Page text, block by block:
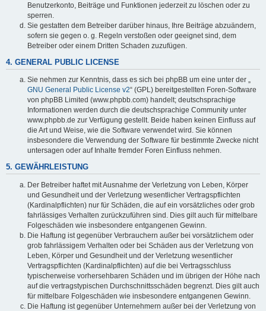
Benutzerkonto, Beiträge und Funktionen jederzeit zu löschen oder zu
sperren.
Sie gestatten dem Betreiber darüber hinaus, Ihre Beiträge abzuändern,
sofern sie gegen o. g. Regeln verstoßen oder geeignet sind, dem
Betreiber oder einem Dritten Schaden zuzufügen.
4. GENERAL PUBLIC LICENSE
Sie nehmen zur Kenntnis, dass es sich bei phpBB um eine unter der „
GNU General Public License v2“ (GPL) bereitgestellten Foren-Software
von phpBB Limited (www.phpbb.com) handelt; deutschsprachige
Informationen werden durch die deutschsprachige Community unter
www.phpbb.de zur Verfügung gestellt. Beide haben keinen Einfluss auf
die Art und Weise, wie die Software verwendet wird. Sie können
insbesondere die Verwendung der Software für bestimmte Zwecke nicht
untersagen oder auf Inhalte fremder Foren Einfluss nehmen.
5. GEWÄHRLEISTUNG
Der Betreiber haftet mit Ausnahme der Verletzung von Leben, Körper
und Gesundheit und der Verletzung wesentlicher Vertragspflichten
(Kardinalpflichten) nur für Schäden, die auf ein vorsätzliches oder grob
fahrlässiges Verhalten zurückzuführen sind. Dies gilt auch für mittelbare
Folgeschäden wie insbesondere entgangenen Gewinn.
Die Haftung ist gegenüber Verbrauchern außer bei vorsätzlichem oder
grob fahrlässigem Verhalten oder bei Schäden aus der Verletzung von
Leben, Körper und Gesundheit und der Verletzung wesentlicher
Vertragspflichten (Kardinalpflichten) auf die bei Vertragsschluss
typischerweise vorhersehbaren Schäden und im übrigen der Höhe nach
auf die vertragstypischen Durchschnittsschäden begrenzt. Dies gilt auch
für mittelbare Folgeschäden wie insbesondere entgangenen Gewinn.
Die Haftung ist gegenüber Unternehmern außer bei der Verletzung von